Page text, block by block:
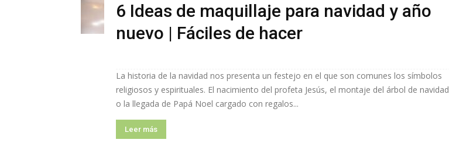
6 Ideas de maquillaje para navidad y año
nuevo | Fáciles de hacer
La historia de la navidad nos presenta un festejo en el que son comunes los símbolos
religiosos y espirituales. El nacimiento del profeta Jesús, el montaje del árbol de navidad
o la llegada de Papá Noel cargado con regalos...
Leer más